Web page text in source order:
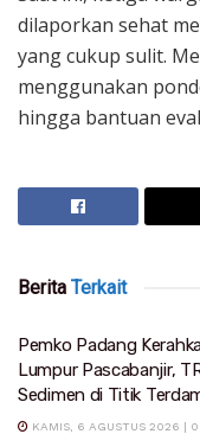
dilaporkan sehat
yang cukup sulit.
menggunakan
hingga bantuan
Berita Terkait
Pemko Padang
Lumpur Pascabanjir,
Sedimen di Titik
KAMIS, 6 AGUSTUS 2026 |